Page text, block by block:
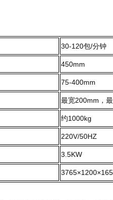
30-120包/分钟
450mm
75-400mm
最宽200mm，
约1000kg
220V/50HZ
3.5KW